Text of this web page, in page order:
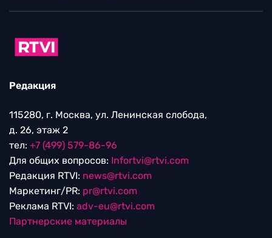
Редакция
115280, г. Москва, ул. Ленинская слобода,
д. 26, этаж 2
тел: +7 (499) 579-86-96
Для общих вопросов: Infortvi@rtvi.com
Редакция RTVI: news@rtvi.com
Маркетинг/PR: pr@rtvi.com
Реклама RTVI: adv-eu@rtvi.com
Партнерские материалы